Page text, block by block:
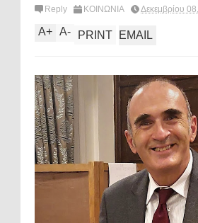
Reply ΚΟΙΝΩΝΙΑ Δεκεμβρίου
A+ A- PRINT EMAIL